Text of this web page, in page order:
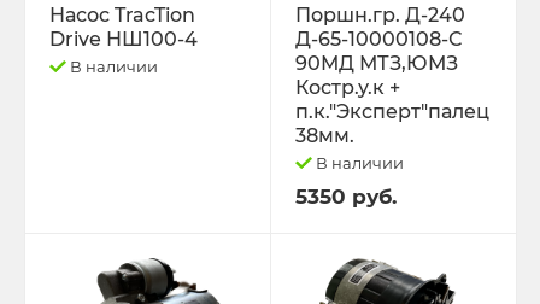
Насос TracTion
Drive НШ100-4
В наличии
Поршн.гр. Д-240
Д-65-10000108-С
90МД МТЗ,ЮМЗ
Костр.у.к +
п.к."Эксперт"палец
38мм.
В наличии
5350 руб.
ТОПЛИВОПРОВОДЫ.
Трактор ДТ-175 (ВОЛГАРЬ). ВТ-100
Трактор ДТ-75,Т-4,ТДТ-55 дв.А-41/01,
Трактор К-701 К-744 К-702